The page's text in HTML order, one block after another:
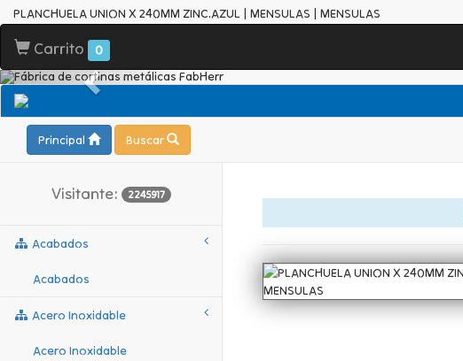
PLANCHUELA UNION X 240MM ZINC.AZUL | MENSULAS | MENSULAS
Carrito 0
Principal Buscar
Visitante: 2245917
Acabados
Acabados
Acero Inoxidable
Acero Inoxidable